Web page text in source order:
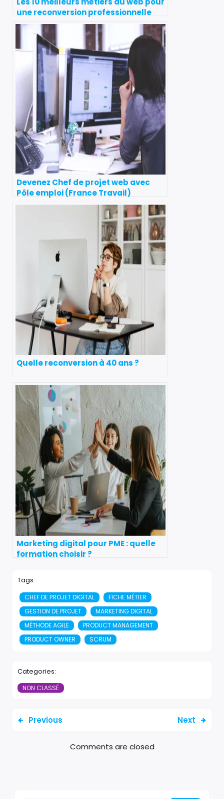
une reconversion professionnelle
réussie en 2024
Devenez Chef de projet web avec
Pôle emploi (France Travail)
Quelle reconversion à 40 ans ?
Marketing digital pour PME : quelle
formation choisir ?
Tags:
CHEF DE PROJET DIGITAL
FICHE MÉTIER
GESTION DE PROJET
MARKETING DIGITAL
MÉTHODE AGILE
PRODUCT MANAGEMENT
PRODUCT OWNER
SCRUM
Categories:
NON CLASSÉ
Previous Next
Comments are closed